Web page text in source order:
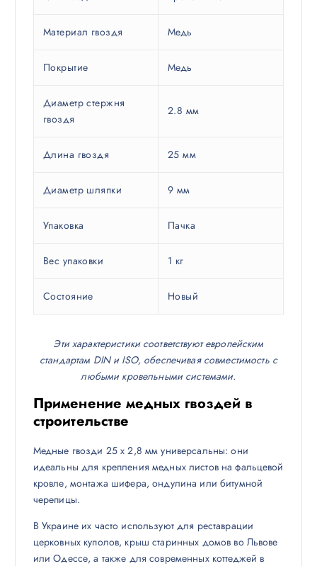
Материал гвоздя Медь
Покрытие Медь
Диаметр стержня
гвоздя
2.8 мм
Длина гвоздя 25 мм
Диаметр шляпки 9 мм
Упаковка Пачка
Вес упаковки 1 кг
Состояние Новый
Эти характеристики соответствуют европейским
стандартам DIN и ISO, обеспечивая совместимость с
любыми кровельными системами.
Применение медных гвоздей в
строительстве
Медные гвозди 25 х 2,8 мм универсальны: они
идеальны для крепления медных листов на фальцевой
кровле, монтажа шифера, ондулина или битумной
черепицы.
В Украине их часто используют для реставрации
церковных куполов, крыш старинных домов во Львове
или Одессе, а также для современных коттеджей в